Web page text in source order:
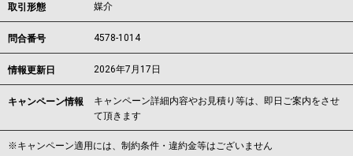
取引形態 媒介
問合番号 4578-1014
情報更新日 2026年7月17日
キャンペーン情報
キャンペーン詳細内容やお見積り等は、即日ご案内をさせ
て頂きます
※キャンペーン適用には、制約条件・違約金等はございません